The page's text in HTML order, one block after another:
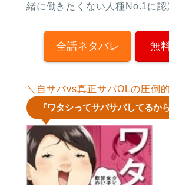
緒に働きたくない人種No.1に認
全話ネタバレ 無
＼自サバvs真正サバOLの圧倒
『ワタシってサバサバしてるから